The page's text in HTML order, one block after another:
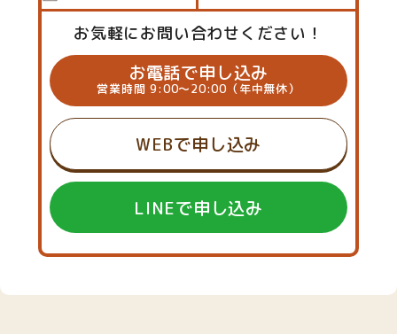
お気軽にお問い合わせください！
お電話で申し込み
営業時間 9:00～20:00（年中無休）
WEBで申し込み
LINEで申し込み